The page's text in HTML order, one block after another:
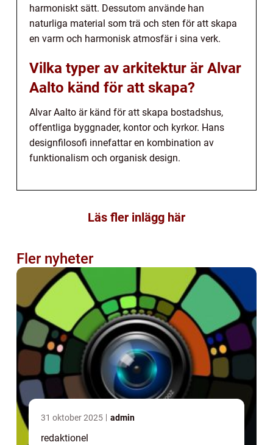
harmoniskt sätt. Dessutom använde han
naturliga material som trä och sten för att skapa
en varm och harmonisk atmosfär i sina verk.
Vilka typer av arkitektur är Alvar
Aalto känd för att skapa?
Alvar Aalto är känd för att skapa bostadshus,
offentliga byggnader, kontor och kyrkor. Hans
designfilosofi innefattar en kombination av
funktionalism och organisk design.
Läs fler inlägg här
Fler nyheter
31 oktober 2025 admin
redaktionel